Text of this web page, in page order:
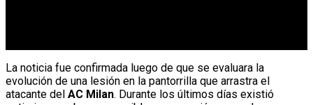
La noticia fue confirmada luego de que se evaluara la
evolución de una lesión en la pantorrilla que arrastra el
atacante del AC Milan. Durante los últimos días existió